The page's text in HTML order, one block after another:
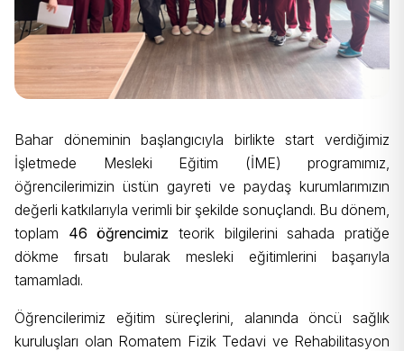
Bahar döneminin başlangıcıyla birlikte start verdiğimiz
İşletmede Mesleki Eğitim (İME) programımız,
öğrencilerimizin üstün gayreti ve paydaş kurumlarımızın
değerli katkılarıyla verimli bir şekilde sonuçlandı. Bu dönem,
toplam
46 öğrencimiz
teorik bilgilerini sahada pratiğe
dökme fırsatı bularak mesleki eğitimlerini başarıyla
tamamladı.
Öğrencilerimiz eğitim süreçlerini, alanında öncü sağlık
kuruluşları olan Romatem Fizik Tedavi ve Rehabilitasyon